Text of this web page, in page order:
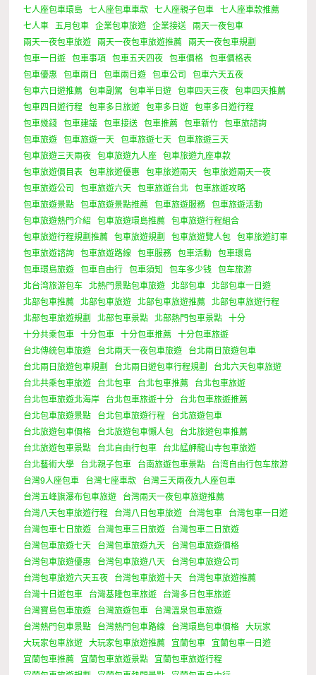
七人座包車環島
七人座包車車款 七人座親子包車
七人座車款推薦
七人車
五月包車 企業包車旅遊 企業接送
兩天一夜包車
兩天一夜包車旅遊
兩天一夜包車旅遊推薦
兩天一夜包車規劃
包車一日遊
包車事項 包車五天四夜 包車價格
包車價格表
包車優惠
包車兩日 包車兩日遊 包車公司
包車六天五夜
包車六日遊推薦
包車副駕 包車半日遊 包車四天三夜
包車四天推薦
包車四日遊行程
包車多日旅遊 包車多日遊
包車多日遊行程
包車幾錢
包車建議 包車接送 包車推薦 包車新竹
包車旅諮詢
包車旅遊
包車旅遊一天 包車旅遊七天
包車旅遊三天
包車旅遊三天兩夜
包車旅遊九人座
包車旅遊九座車款
包車旅遊價目表
包車旅遊優惠 包車旅遊兩天
包車旅遊兩天一夜
包車旅遊公司
包車旅遊六天 包車旅遊台北
包車旅遊攻略
包車旅遊景點
包車旅遊景點推薦 包車旅遊服務
包車旅遊活動
包車旅遊熱門介紹
包車旅遊環島推薦
包車旅遊行程組合
包車旅遊行程規劃推薦
包車旅遊規劃 包車旅遊覽人包
包車旅遊訂車
包車旅遊諮詢
包車旅遊路線 包車服務 包車活動
包車環島
包車環島旅遊
包車自由行 包車須知 包车多少钱
包车旅游
北台湾旅游包车
北熱門景點包車旅遊 北部包車
北部包車一日遊
北部包車推薦
北部包車旅遊 北部包車旅遊推薦
北部包車旅遊行程
北部包車旅遊規劃
北部包車景點 北部熱門包車景點
十分
十分共乘包車
十分包車 十分包車推薦
十分包車旅遊
台北傳統包車旅遊
台北兩天一夜包車旅遊
台北兩日旅遊包車
台北兩日旅遊包車規劃
台北兩日遊包車行程規劃
台北六天包車旅遊
台北共乘包車旅遊
台北包車 台北包車推薦
台北包車旅遊
台北包車旅遊北海岸
台北包車旅遊十分
台北包車旅遊推薦
台北包車旅遊景點
台北包車旅遊行程
台北旅遊包車
台北旅遊包車價格
台北旅遊包車懶人包
台北旅遊包車推薦
台北旅遊包車景點
台北自由行包車
台北艋舺龍山寺包車旅遊
台北藝術大學
台北親子包車 台南旅遊包車景點
台湾自由行包车旅游
台灣9人座包車
台灣七座車款
台灣三天兩夜九人座包車
台灣五峰旗瀑布包車旅遊
台灣兩天一夜包車旅遊推薦
台灣八天包車旅遊行程
台灣八日包車旅遊 台灣包車
台灣包車一日遊
台灣包車七日旅遊
台灣包車三日旅遊
台灣包車二日旅遊
台灣包車旅遊七天
台灣包車旅遊九天
台灣包車旅遊價格
台灣包車旅遊優惠
台灣包車旅遊八天
台灣包車旅遊公司
台灣包車旅遊六天五夜
台灣包車旅遊十天
台灣包車旅遊推薦
台灣十日遊包車
台灣基隆包車旅遊
台灣多日包車旅遊
台灣寶島包車旅遊
台灣旅遊包車
台灣溫泉包車旅遊
台灣熱門包車景點
台灣熱門包車路線 台灣環島包車價格
大玩家
大玩家包車旅遊
大玩家包車旅遊推薦 宜蘭包車
宜蘭包車一日遊
宜蘭包車推薦
宜蘭包車旅遊景點
宜蘭包車旅遊行程